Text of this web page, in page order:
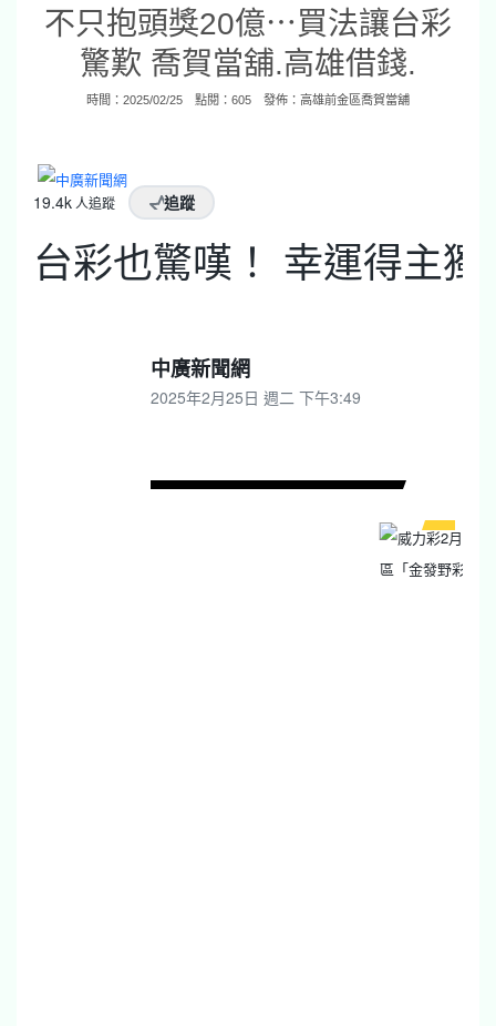
不只抱頭獎20億⋯買法讓台彩
驚歎 喬賀當舖.高雄借錢.
時間：2025/02/25 點閱：605 發佈： 高雄前金區喬賀當舖
19.4k 人追蹤 追蹤
台彩也驚嘆！ 幸運得主
中廣新聞網
2025年2月25日 週二 下午3:49